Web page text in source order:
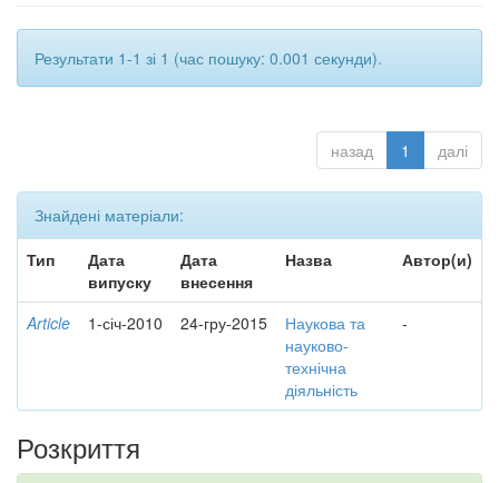
Результати 1-1 зі 1 (час пошуку: 0.001 секунди).
назад 1 далі
Знайдені матеріали:
Тип
Дата
випуску
Дата
внесення
Назва Автор(и)
Article 1-січ-2010 24-гру-2015
Наукова та
науково-
технічна
діяльність
-
Розкриття